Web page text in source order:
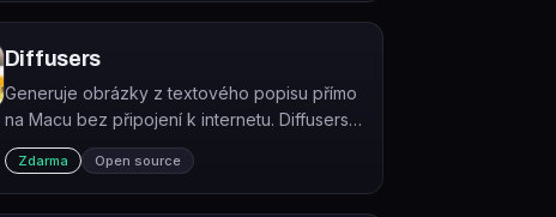
Diffusers
Generuje obrázky z textového popisu přímo
na Macu bez připojení k internetu. Diffusers
je nativní macOS aplikace od Hugging Face
využívající modely Stable Diffusion
optimalizované přes Core ML.
Zdarma Open source